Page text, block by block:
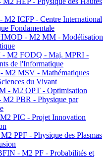
M2 ICFP - Centre International
Fondamentale
- M2 MM - Modélisation
- M2 FODQ - Maj. MPRI -
de l'Informatique
M2 MSV - Mathématiques
du Vivant
- M2 OPT - Optimisation
PBR - Physique par
PIC - Projet Innovation
PPF - Physique des Plasmas
- M2 PF - Probabilités et